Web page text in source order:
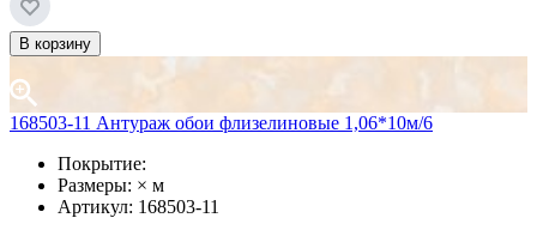
В корзину
168503-11 Антураж обои флизелиновые 1,06*10м/6
Покрытие:
Размеры: × м
Артикул: 168503-11